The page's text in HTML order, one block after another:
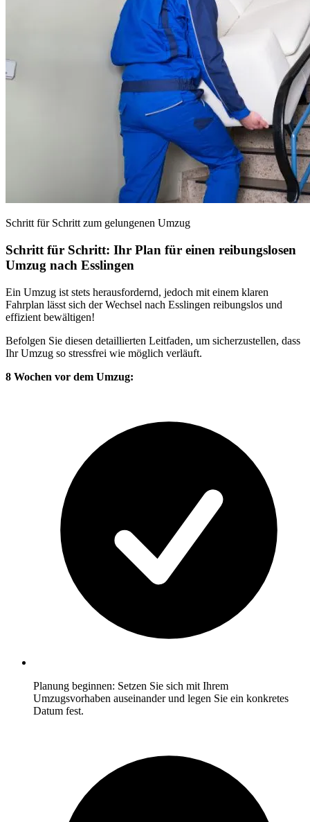
Schritt für Schritt zum gelungenen Umzug
Schritt für Schritt: Ihr Plan für einen reibungslosen
Umzug nach Esslingen
Ein Umzug ist stets herausfordernd, jedoch mit einem klaren
Fahrplan lässt sich der Wechsel nach Esslingen reibungslos und
effizient bewältigen!
Befolgen Sie diesen detaillierten Leitfaden, um sicherzustellen, dass
Ihr Umzug so stressfrei wie möglich verläuft.
8 Wochen vor dem Umzug:
Planung beginnen: Setzen Sie sich mit Ihrem
Umzugsvorhaben auseinander und legen Sie ein konkretes
Datum fest.